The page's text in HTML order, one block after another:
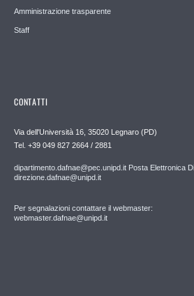
Amministrazione trasparente
Staff
CONTATTI
Via dell'Università 16, 35020 Legnaro (PD)
Tel. +39 049 827 2664 / 2881
dipartimento.dafnae@pec.unipd.it Posta Elettronica
direzione.dafnae@unipd.it
Per segnalazioni contattare il webmaster:
webmaster.dafnae@unipd.it